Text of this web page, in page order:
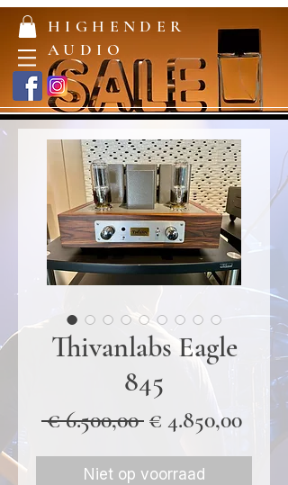
HIGHENDER
AUDIO
Thivanlabs Eagle
845
€ 6.500,00 Normale
€ 4.850,00
Niet op voorraad